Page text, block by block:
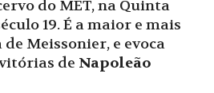
do MET, na Quinta
19. É a maior e mais
Meissonier, e evoca
de Napoleão